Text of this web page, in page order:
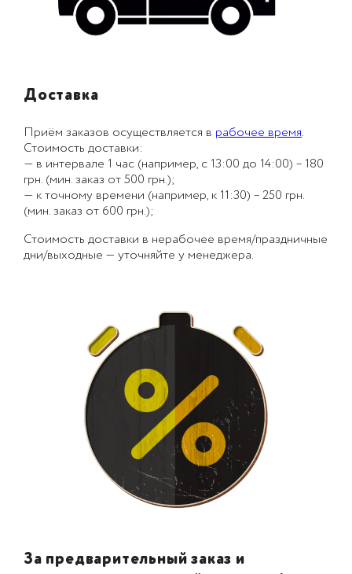
Доставка
Приём заказов осуществляется в рабочее время.
Стоимость доставки:
— в интервале 1 час (например, с 13:00 до 14:00) – 180
грн. (мин. заказ от 500 грн.);
— к точному времени (например, к 11:30) – 250 грн.
(мин. заказ от 600 грн.);
Стоимость доставки в нерабочее время/праздничные
дни/выходные — уточняйте у менеджера.
За предварительный заказ и